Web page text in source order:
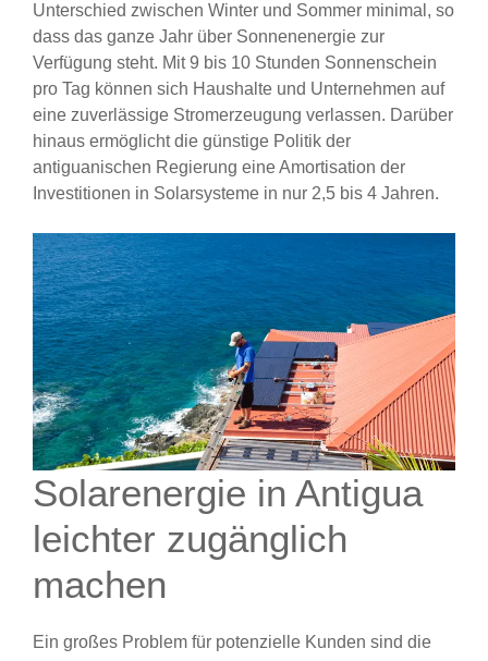
Unterschied zwischen Winter und Sommer minimal, so
dass das ganze Jahr über Sonnenenergie zur
Verfügung steht. Mit 9 bis 10 Stunden Sonnenschein
pro Tag können sich Haushalte und Unternehmen auf
eine zuverlässige Stromerzeugung verlassen. Darüber
hinaus ermöglicht die günstige Politik der
antiguanischen Regierung eine Amortisation der
Investitionen in Solarsysteme in nur 2,5 bis 4 Jahren.
Solarenergie in Antigua
leichter zugänglich
machen
Ein großes Problem für potenzielle Kunden sind die